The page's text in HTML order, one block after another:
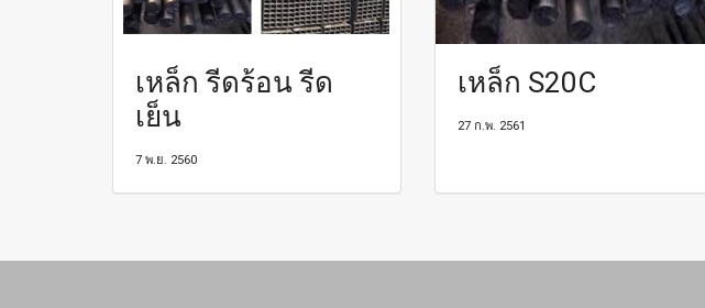
เหล็ก รีดร้อน รีด
เย็น
7 พ.ย. 2560
เหล็ก S20C
27 ก.พ. 2561